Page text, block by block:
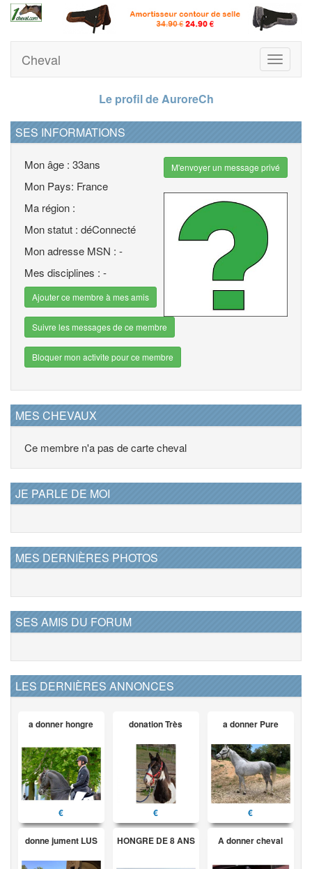
Toggle
Cheval
Le profil de AuroreCh
SES INFORMATIONS
Mon âge : 33ans
Mon Pays: France
Ma région :
Mon statut : déConnecté
Mon adresse MSN : -
Mes disciplines : -
Ajouter ce membre à mes amis
Suivre les messages de ce membre
Bloquer mon activite pour ce membre
M'envoyer un message privé
MES CHEVAUX
Ce membre n'a pas de carte cheval
JE PARLE DE MOI
MES DERNIÈRES PHOTOS
SES AMIS DU FORUM
LES DERNIÈRES ANNONCES
a donner hongre
€
donation Très
€
a donner Pure
€
donne jument LUS HONGRE DE 8 ANS A donner cheval